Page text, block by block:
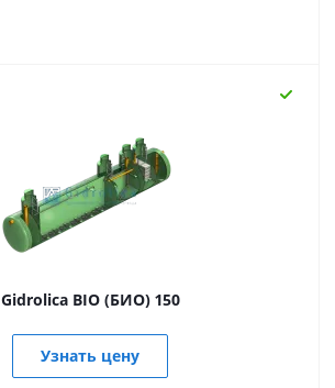
Gidrolica BIO (БИО) 150
Узнать цену